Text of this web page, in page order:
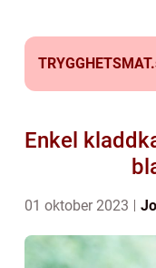
TRYGGHETSMAT.
Enkel
01 oktober 2023